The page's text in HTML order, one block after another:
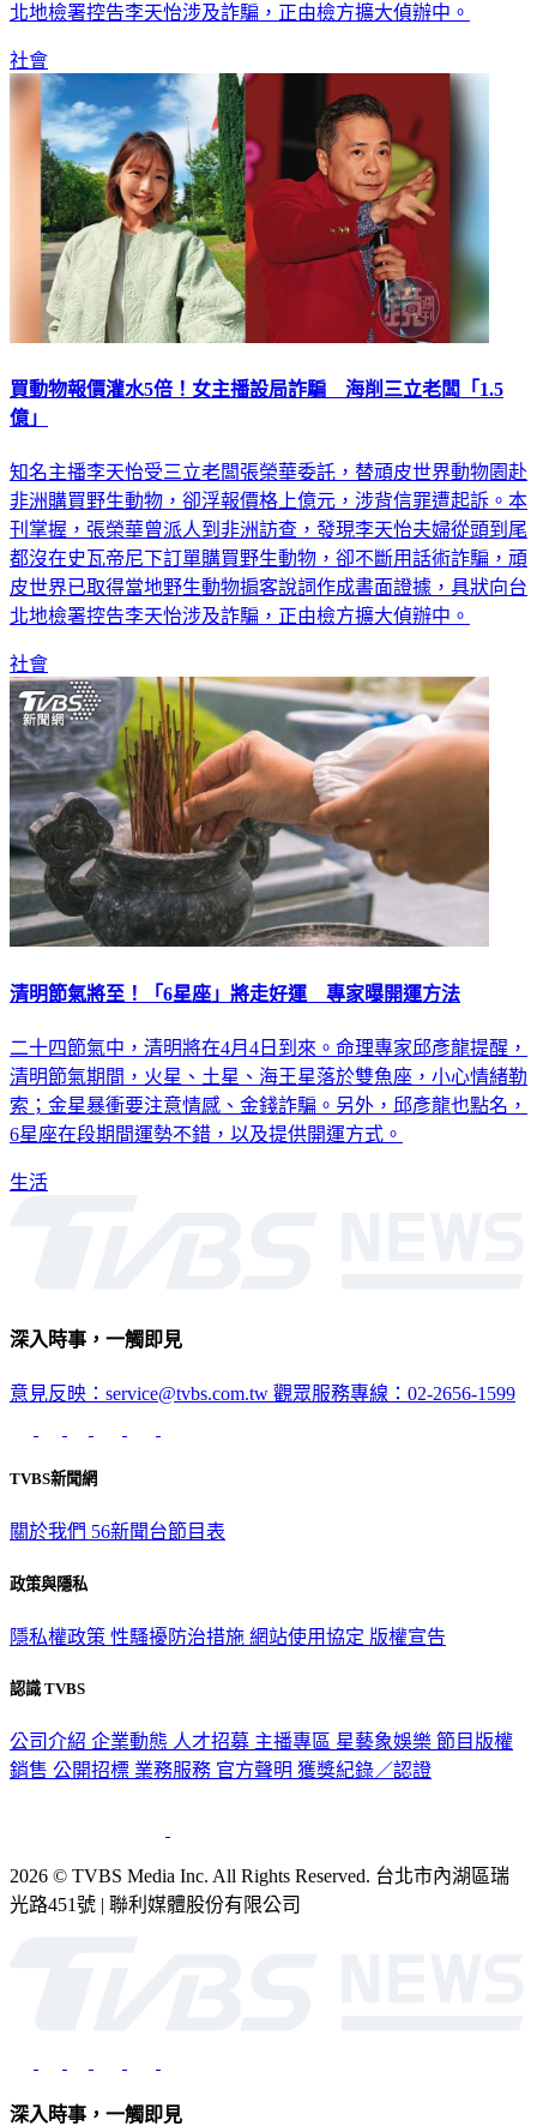
北地檢署控告李天怡涉及詐騙，正由檢方擴大偵辦中。
社會
買動物報價灌水5倍！女主播設局詐騙 海削三立老闆「1.5
億」
知名主播李天怡受三立老闆張榮華委託，替頑皮世界動物園赴
非洲購買野生動物，卻浮報價格上億元，涉背信罪遭起訴。本
刊掌握，張榮華曾派人到非洲訪查，發現李天怡夫婦從頭到尾
都沒在史瓦帝尼下訂單購買野生動物，卻不斷用話術詐騙，頑
皮世界已取得當地野生動物掮客說詞作成書面證據，具狀向台
北地檢署控告李天怡涉及詐騙，正由檢方擴大偵辦中。
社會
清明節氣將至！「6星座」將走好運 專家曝開運方法
二十四節氣中，清明將在4月4日到來。命理專家邱彥龍提醒，
清明節氣期間，火星、土星、海王星落於雙魚座，小心情緒勒
索；金星暴衝要注意情感、金錢詐騙。另外，邱彥龍也點名，
6星座在段期間運勢不錯，以及提供開運方式。
生活
深入時事，一觸即見
意見反映：service@tvbs.com.tw 觀眾服務專線：02-2656-1599
TVBS新聞網
關於我們 56新聞台節目表
政策與隱私
隱私權政策 性騷擾防治措施 網站使用協定 版權宣告
認識 TVBS
公司介紹 企業動態 人才招募 主播專區 星藝象娛樂 節目版權
銷售 公開招標 業務服務 官方聲明 獲獎紀錄／認證
2026 © TVBS Media Inc. All Rights Reserved. 台北市內湖區瑞
光路451號 | 聯利媒體股份有限公司
深入時事，一觸即見